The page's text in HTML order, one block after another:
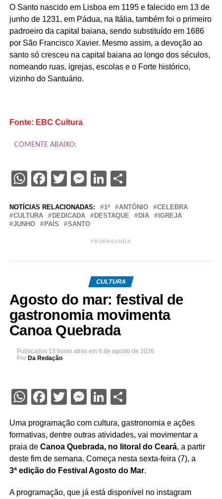
O Santo nascido em Lisboa em 1195 e falecido em 13 de
junho de 1231, em Pádua, na Itália, também foi o primeiro
padroeiro da capital baiana, sendo substituído em 1686
por São Francisco Xavier. Mesmo assim, a devoção ao
santo só cresceu na capital baiana ao longo dos séculos,
nomeando ruas, igrejas, escolas e o Forte histórico,
vizinho do Santuário.
Fonte: EBC Cultura
COMENTE ABAIXO:
WhatsApp
Facebook
Twitter
Messenger
LinkedIn
Share
NOTÍCIAS RELACIONADAS: 1ª ANTÔNIO
CELEBRA
CULTURA
DEDICADA DESTAQUE DIA
IGREJA
JUNHO
PAÍS SANTO
PROPAGANDA
CULTURA
Agosto do mar: festival de
gastronomia movimenta
Canoa Quebrada
Publicados 13 horas atrás em 6 de agosto de 2026
Por Da Redação
WhatsApp
Facebook
Twitter
Messenger
LinkedIn
Share
Uma programação com cultura, gastronomia e ações
formativas, dentre outras atividades, vai movimentar a
praia de Canoa Quebrada, no litoral do Ceará, a partir
deste fim de semana. Começa nesta sexta-feira (7), a
3ª edição do Festival Agosto do Mar.
A programação, que já está disponível no instagram